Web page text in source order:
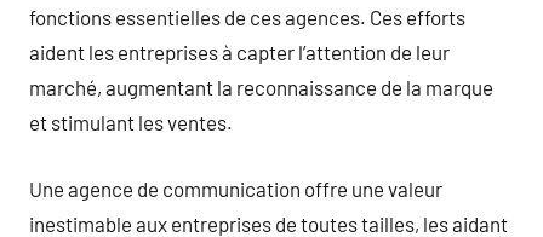
fonctions essentielles de ces agences. Ces efforts
aident les entreprises à capter l’attention de leur
marché, augmentant la reconnaissance de la marque
et stimulant les ventes.
Une agence de communication offre une valeur
inestimable aux entreprises de toutes tailles, les aidant